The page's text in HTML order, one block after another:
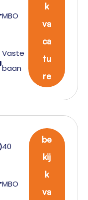
MBO
Vaste
baan
k
va
ca
tu
re
40
MBO
be
kij
k
va